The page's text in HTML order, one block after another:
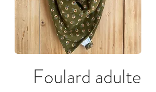
Foulard adulte